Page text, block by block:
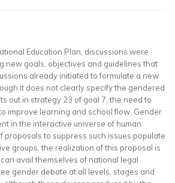
Education Plan, discussions were
new goals, objectives and guidelines that
already initiated to formulate a new
it does not clearly specify the gendered
out in strategy 23 of goal 7, the need to
improve learning and school flow. Gender
in the interactive universe of human
proposals to suppress such issues populate
groups, the realization of this proposal is
avail themselves of national legal
gender debate at all levels, stages and